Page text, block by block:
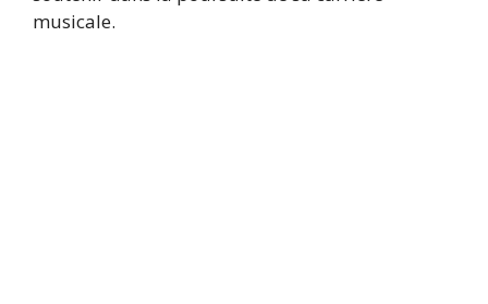
musicale.